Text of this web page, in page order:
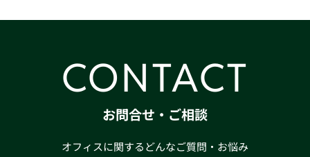
CONTACT
お問合せ・ご相談
オフィスに関するどんなご質問・お悩み